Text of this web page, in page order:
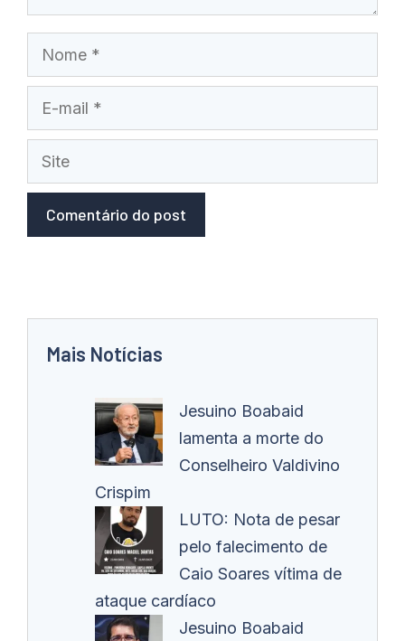
Nome
mail
Site
Mais Notícias
Jesuino Boabaid
lamenta a morte do
Conselheiro Valdivino
Crispim
LUTO: Nota de pesar
pelo falecimento de
Caio Soares vítima de
ataque cardíaco
Jesuino Boabaid